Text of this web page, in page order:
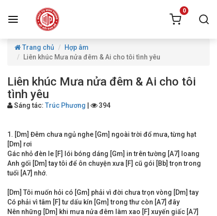
0
Trang chủ
Hợp âm
Liên khúc Mưa nửa đêm & Ai cho tôi tình yêu
Liên khúc Mưa nửa đêm & Ai cho tôi
tình yêu
Sáng tác: Trúc Phương 394
1. [Dm] Đêm chưa ngủ nghe [Gm] ngoài trời đổ mưa, từng hạt
[Dm] rơi
Gác nhỏ đèn le [F] lói bóng dáng [Gm] in trên tường [A7] loang
Anh gối [Dm] tay tôi để ôn chuyện xưa [F] cũ gói [Bb] trọn trong
tuổi [A7] nhớ.
[Dm] Tôi muốn hỏi có [Gm] phải vì đời chưa trọn vòng [Dm] tay
Có phải vì tâm [F] tư dấu kín [Gm] trong thư còn [A7] đây
Nên những [Dm] khi mưa nửa đêm làm xao [F] xuyến giấc [A7]